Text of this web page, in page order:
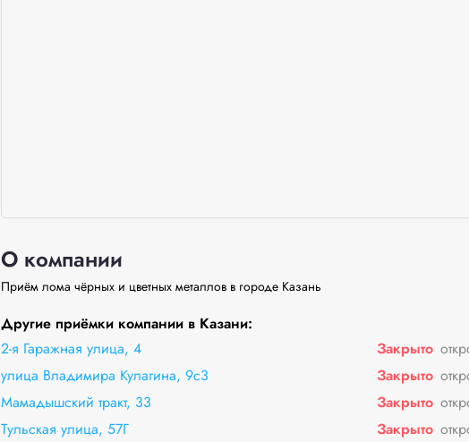
О компании
Приём лома чёрных и цветных металлов в городе Казань
Другие приёмки компании в Казани:
2-я Гаражная улица, 4
Закрыто
улица Владимира Кулагина, 9с3 Закрыто
Мамадышский тракт, 33 Закрыто
Тульская улица, 57Г Закрыто